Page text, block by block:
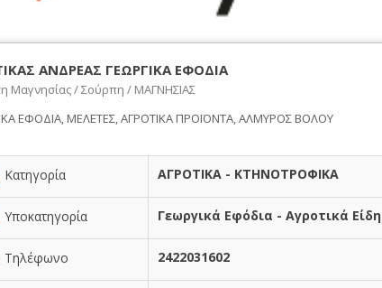
ΑΝΔΡΕΑΣ ΓΕΩΡΓΙΚΑ ΕΦΟΔΙΑ
Μαγνησίας / Σούρπη / ΜΑΓΝΗΣΙΑΣ
ΕΦΟΔΙΑ, ΜΕΛΕΤΕΣ, ΑΓΡΟΤΙΚΑ ΠΡΟΪΟΝΤΑ, ΑΛΜΥΡΟΣ ΒΟΛΟΥ
Κατηγορία ΑΓΡΟΤΙΚΑ - ΚΤΗΝΟΤΡΟΦΙΚΑ
Υποκατηγορία Γεωργικά Εφόδια - Αγροτικά Είδη
Τηλέφωνο 2422031602